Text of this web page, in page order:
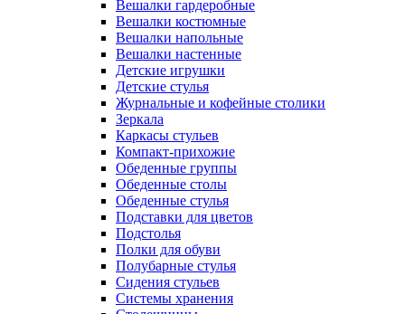
Вешалки гардеробные
Вешалки костюмные
Вешалки напольные
Вешалки настенные
Детские игрушки
Детские стулья
Журнальные и кофейные столики
Зеркала
Каркасы стульев
Компакт-прихожие
Обеденные группы
Обеденные столы
Обеденные стулья
Подставки для цветов
Подстолья
Полки для обуви
Полубарные стулья
Сидения стульев
Системы хранения